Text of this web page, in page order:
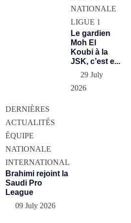
NATIONALE
LIGUE 1
Le gardien
Moh El
Koubi à la
JSK, c’est e...
29 July
2026
DERNIÈRES
ACTUALITÉS
ÉQUIPE
NATIONALE
INTERNATIONAL
Brahimi rejoint la
Saudi Pro
League
09 July 2026